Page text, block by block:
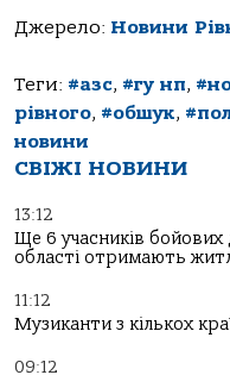
Джерело: Новини
Теги: #азс, #гу нп,
рівного, #обшук,
новини
СВІЖІ НОВИНИ
13:12
Ще 6 учасників бойових
області отримають
11:12
Музиканти з кількох
09:12